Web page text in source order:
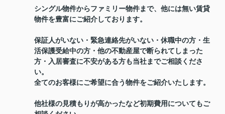
シングル物件からファミリー物件まで、他には無い賃貸
物件を豊富にご紹介しております。
保証人がいない・緊急連絡先がいない・休職中の方・生
活保護受給中の方・他の不動産屋で断られてしまった
方・入居審査に不安がある方も当社までご相談くださ
い。
全てのお客様にご希望に合う物件をご紹介いたします。
他社様の見積もりが高かったなど初期費用についてもご